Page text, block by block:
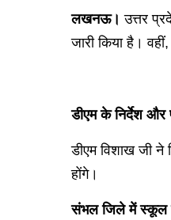
लखनऊ। उत्तर
जारी किया है।
डीएम के निर्देश और
डीएम विशाख जी ने
होंगे।
संभल जिले में स्कूल